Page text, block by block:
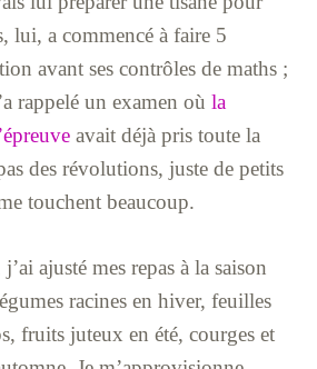
lui, a commencé à faire 5
avant ses contrôles de maths ;
rappelé un examen où la
avait déjà pris toute la
des révolutions, juste de petits
touchent beaucoup.
ajusté mes repas à la saison
racines en hiver, feuilles
fruits juteux en été, courges et